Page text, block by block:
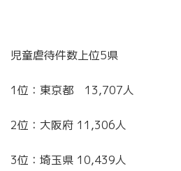
児童虐待件数上位5県
1位：東京都 13,707人
2位：大阪府 11,306人
3位：埼玉県 10,439人